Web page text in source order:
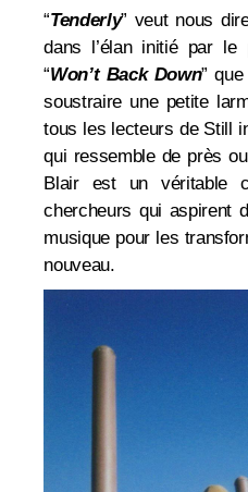
“Tenderly” veut nous
dans l’élan initié par le
“Won’t Back Down”
soustraire une petite
tous les lecteurs de Still
qui ressemble de près
Blair est un véritable
chercheurs qui aspirent
musique pour les
nouveau.